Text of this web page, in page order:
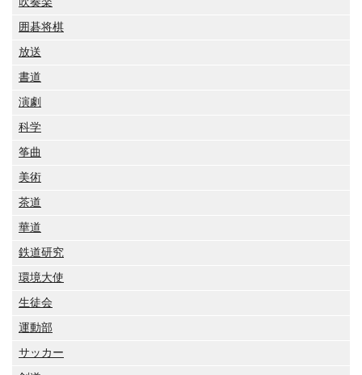
囲碁将棋
放送
書道
演劇
科学
筝曲
美術
茶道
華道
鉄道研究
環境大使
生徒会
運動部
サッカー